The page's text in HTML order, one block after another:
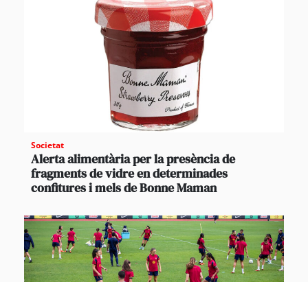
Societat
Alerta alimentària per la presència de
fragments de vidre en determinades
confitures i mels de Bonne Maman